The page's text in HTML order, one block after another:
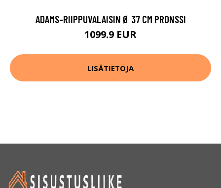
ADAMS-RIIPPUVALAISIN Ø 37 CM PRONSSI
1099.9 EUR
LISÄTIETOJA